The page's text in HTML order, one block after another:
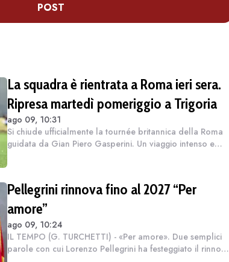
POST
La squadra è rientrata a Roma ieri sera.
Ripresa martedì pomeriggio a Trigoria
ago 09, 10:31
Si chiude ufficialmente la tournée britannica della Roma
guidata da Gian Piero Gasperini. Un viaggio intenso e
Pellegrini rinnova fino al 2027 “Per
amore”
ago 09, 10:24
IL TEMPO (G. TURCHETTI) - «Per amore». Due semplici
parole con cui Lorenzo Pellegrini ha festeggiato il rinnovo